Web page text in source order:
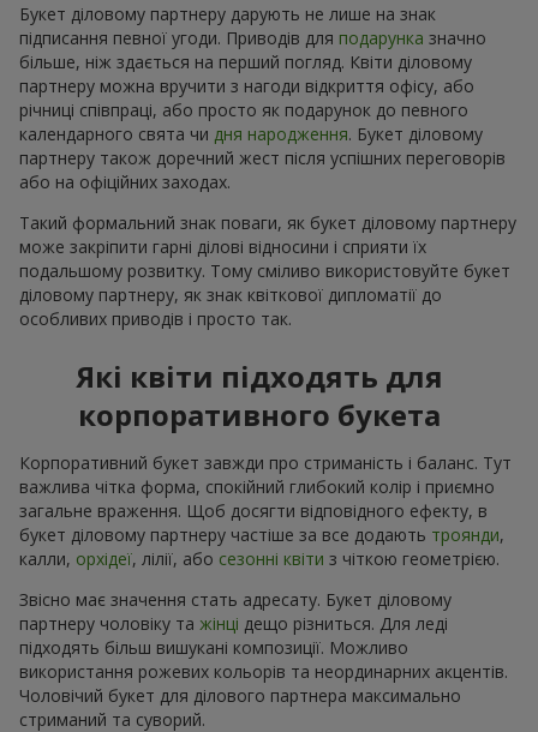
Букет діловому партнеру дарують не лише на знак
підписання певної угоди. Приводів для подарунка значно
більше, ніж здається на перший погляд. Квіти діловому
партнеру можна вручити з нагоди відкриття офісу, або
річниці співпраці, або просто як подарунок до певного
календарного свята чи дня народження. Букет діловому
партнеру також доречний жест після успішних переговорів
або на офіційних заходах.
Такий формальний знак поваги, як букет діловому партнеру
може закріпити гарні ділові відносини і сприяти їх
подальшому розвитку. Тому сміливо використовуйте букет
діловому партнеру, як знак квіткової дипломатії до
особливих приводів і просто так.
Які квіти підходять для
корпоративного букета
Корпоративний букет завжди про стриманість і баланс. Тут
важлива чітка форма, спокійний глибокий колір і приємно
загальне враження. Щоб досягти відповідного ефекту, в
букет діловому партнеру частіше за все додають троянди,
калли, орхідеї, лілії, або сезонні квіти з чіткою геометрією.
Звісно має значення стать адресату. Букет діловому
партнеру чоловіку та жінці дещо різниться. Для леді
підходять більш вишукані композиції. Можливо
використання рожевих кольорів та неординарних акцентів.
Чоловічий букет для ділового партнера максимально
стриманий та суворий.